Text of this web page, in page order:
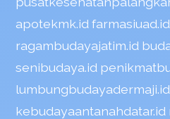
apotekmk.id farmasiuad.id
ragambudayajatim.id
senibudaya.id
lumbungbudayadermaji.id
kebudayaantanahdatar.id